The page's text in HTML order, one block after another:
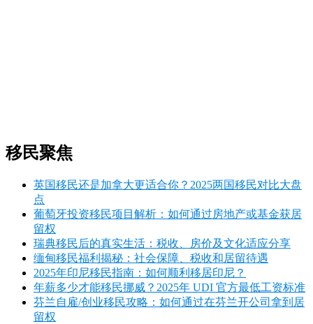
移民聚焦
英国移民还是加拿大更适合你？2025两国移民对比大盘
点
葡萄牙投资移民项目解析：如何通过房地产或基金获居
留权
瑞典移民后的真实生活：税收、房价及文化适应分享
缅甸移民福利揭秘：社会保障、税收和居留待遇
2025年印尼移民指南：如何顺利移居印尼？
年薪多少才能移民挪威？2025年 UDI 官方最低工资标准
芬兰自雇/创业移民攻略：如何通过在芬兰开公司拿到居
留权